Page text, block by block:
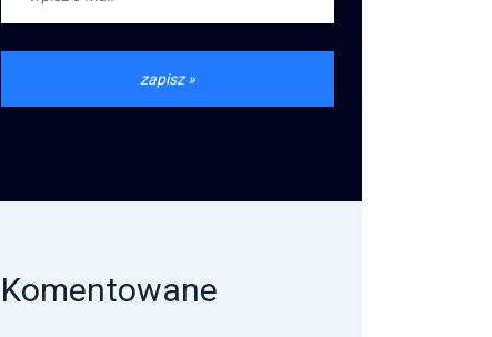
Komentowane